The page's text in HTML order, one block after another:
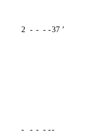
2 - - - -37 ʼ
- - - - --